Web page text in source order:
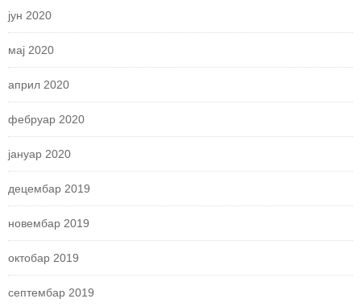
јун 2020
мај 2020
април 2020
фебруар 2020
јануар 2020
децембар 2019
новембар 2019
октобар 2019
септембар 2019